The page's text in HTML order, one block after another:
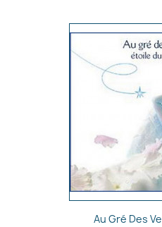

Au Gré Des
Annuler